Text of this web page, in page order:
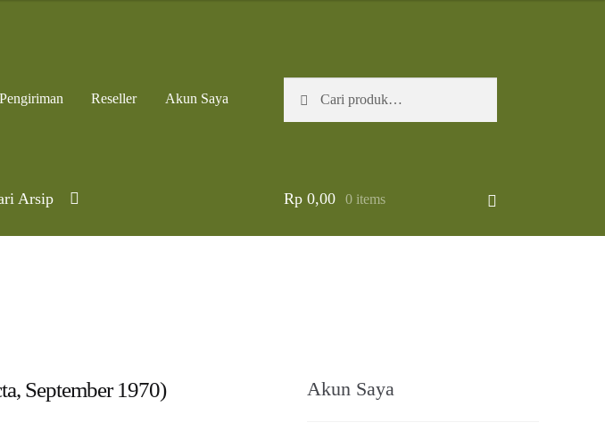
Pengiriman Reseller Akun Saya
untuk:
Arsip Rp0,00 0 items
September 1970) Akun Saya